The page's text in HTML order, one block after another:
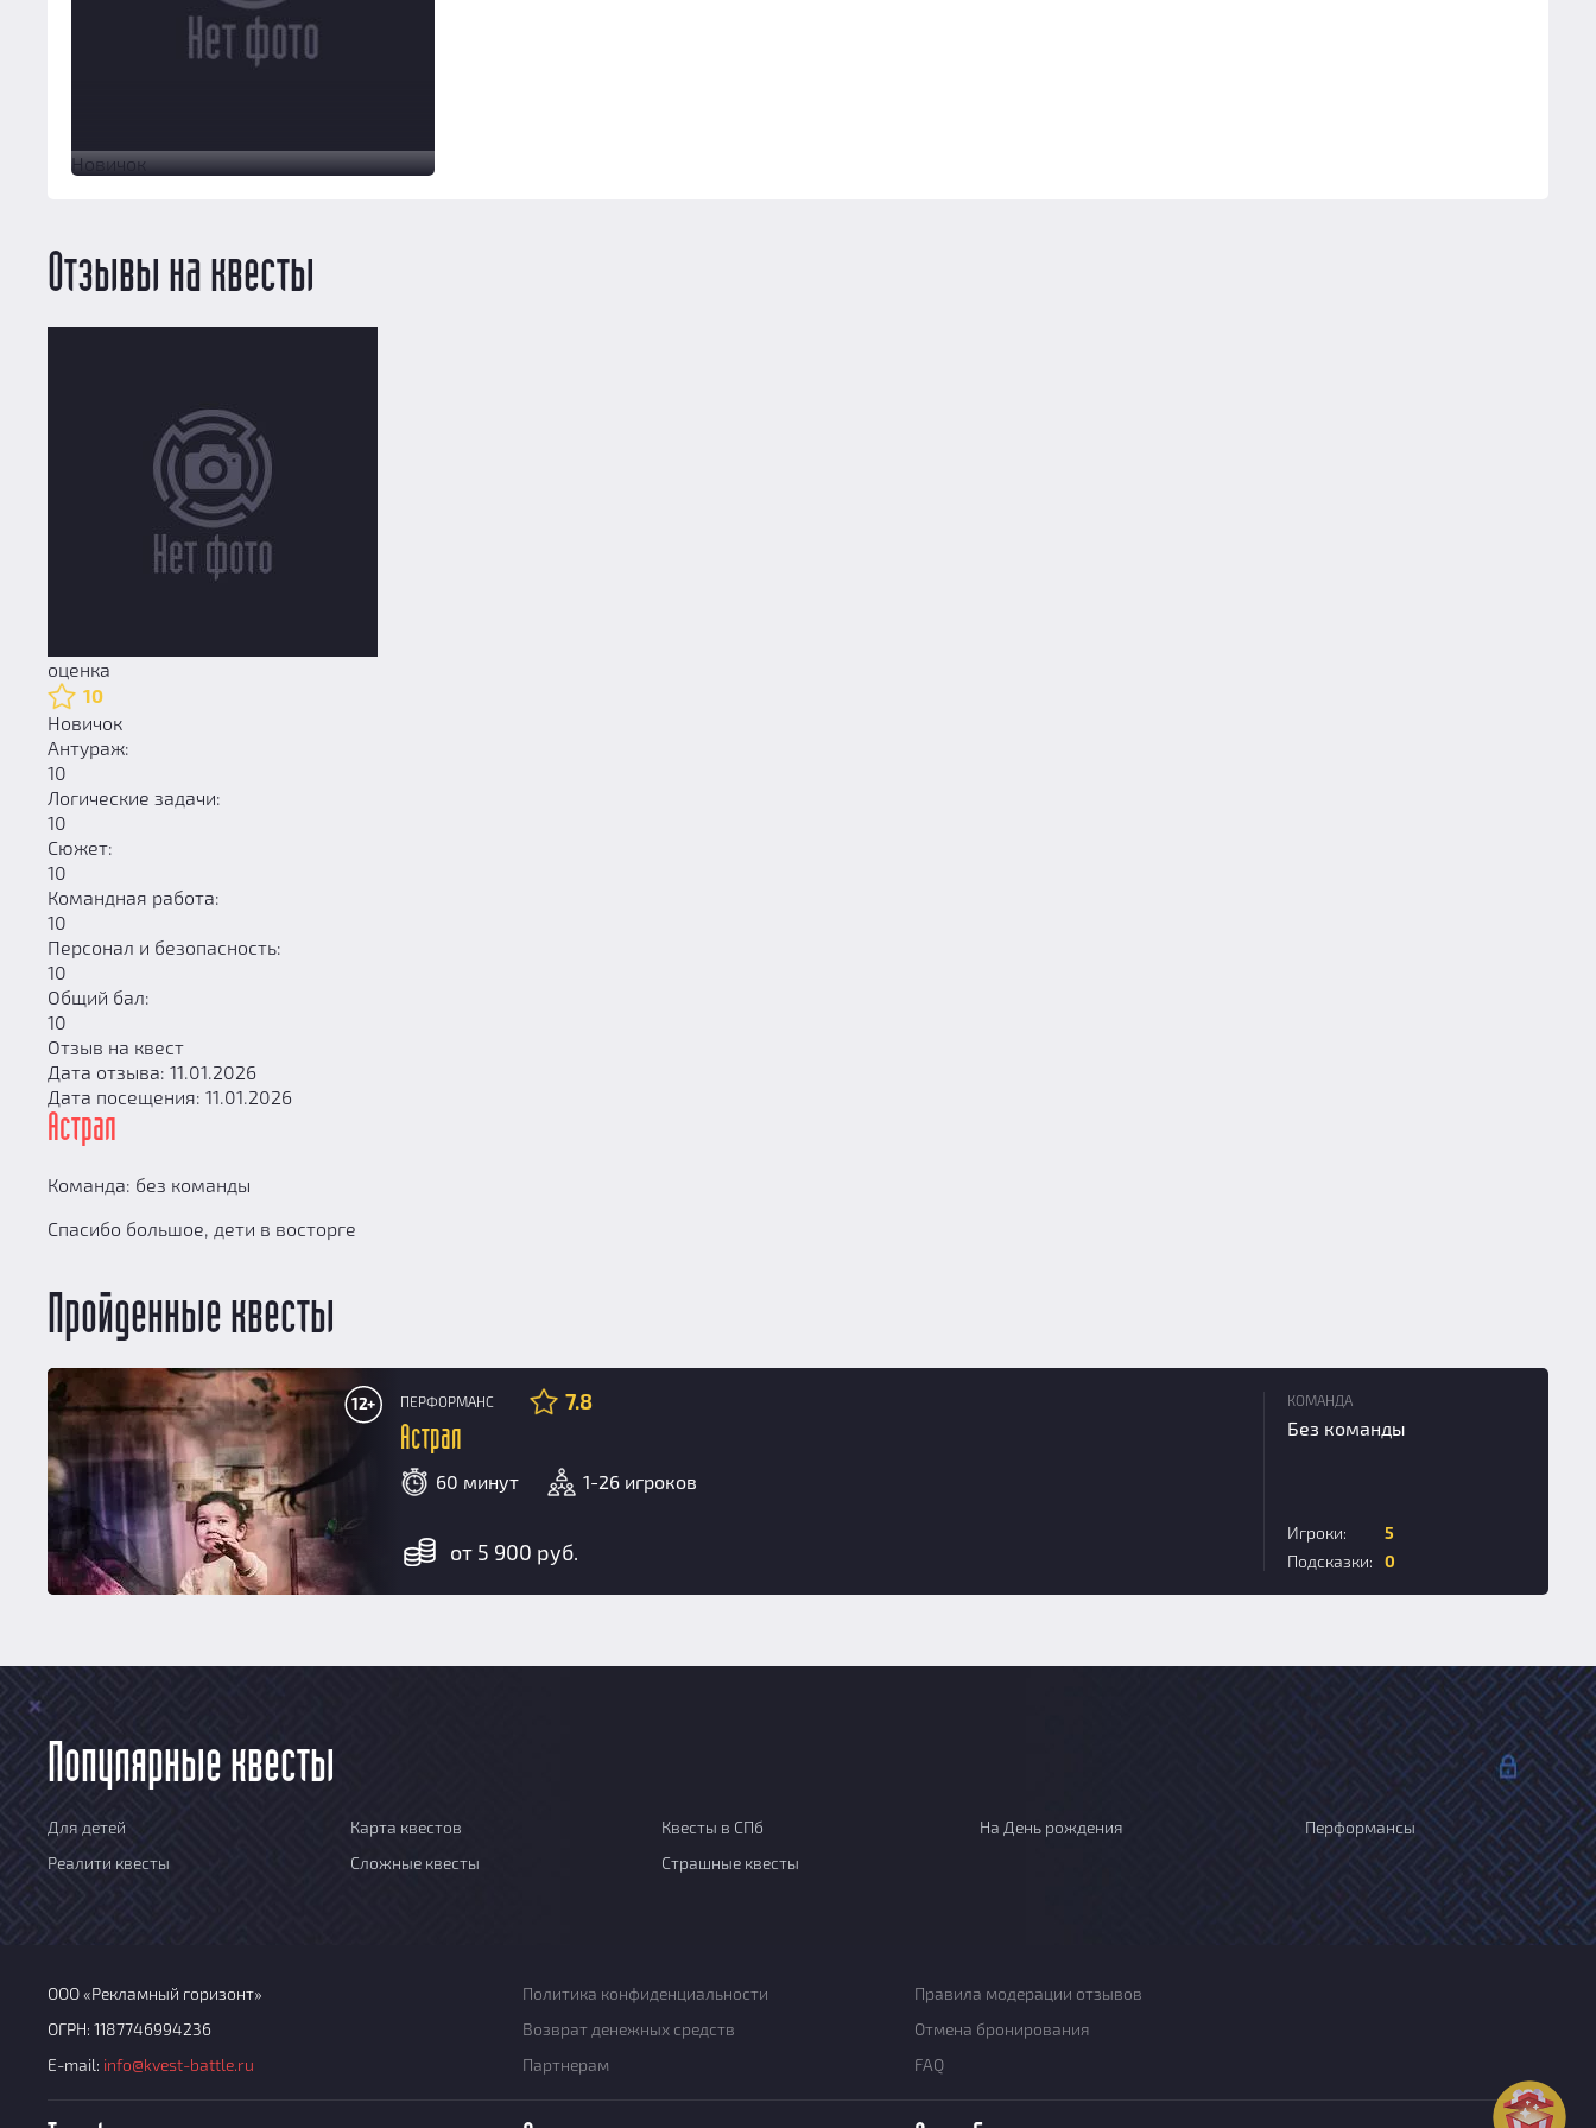
Новичок
Отзывы на квесты
оценка
10
Новичок
Антураж:
10
Логические задачи:
10
Сюжет:
10
Командная работа:
10
Персонал и безопасность:
10
Общий бал:
10
Отзыв на квест
Дата отзыва: 11.01.2026
Дата посещения: 11.01.2026
Астрал
Команда: без команды
Спасибо большое, дети в восторге
Пройденные квесты
12+ ПЕРФОРМАНС 7.8
Астрал
60 минут 1-26 игроков
от 5 900 руб.
КОМАНДА
Без команды
Игроки:
5
Подсказки:
0
Популярные квесты
Для детей Карта квестов Квесты в СПб На День рождения
Перформансы
Реалити квесты
Сложные квесты Страшные квесты
ООО «Рекламный горизонт»
ОГРН: 1187746994236
E-mail: info@kvest-battle.ru
Политика конфиденциальности
Правила модерации отзывов
Возврат денежных средств
Отмена бронирования
Партнерам
FAQ